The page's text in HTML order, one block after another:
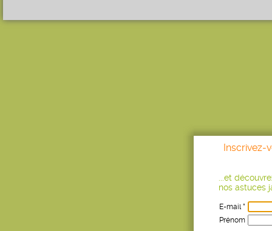
Inscrivez-
...et
nos astuces
E-mail *
Prénom